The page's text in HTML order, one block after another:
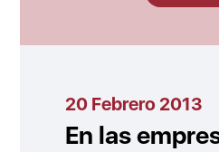
20 Febrero 2013
En las